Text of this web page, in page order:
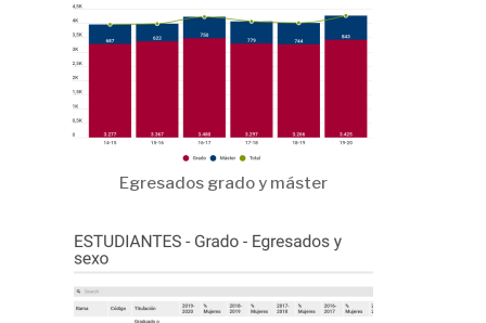
Egresados grado y máster